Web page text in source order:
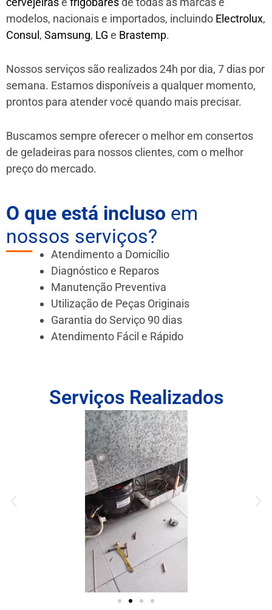
modelos, nacionais e importados, incluindo Electrolux,
Consul , Samsung, LG e Brastemp.
Nossos serviços são realizados 24h por dia, 7 dias por
semana. Estamos disponíveis a qualquer momento,
prontos para atender você quando mais precisar.
Buscamos sempre oferecer o melhor em consertos
de geladeiras para nossos clientes, com o melhor
preço do mercado.
O que está incluso em
nossos serviços?
Atendimento a Domicílio
Diagnóstico e Reparos
Manutenção Preventiva
Utilização de Peças Originais
Garantia do Serviço 90 dias
Atendimento Fácil e Rápido
Serviços Realizados